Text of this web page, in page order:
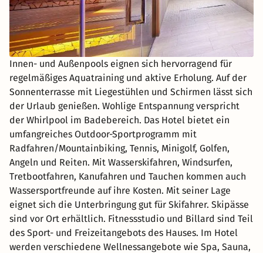
Innen- und Außenpools eignen sich hervorragend für
regelmäßiges Aquatraining und aktive Erholung. Auf der
Sonnenterrasse mit Liegestühlen und Schirmen lässt sich
der Urlaub genießen. Wohlige Entspannung verspricht
der Whirlpool im Badebereich. Das Hotel bietet ein
umfangreiches Outdoor-Sportprogramm mit
Radfahren/Mountainbiking, Tennis, Minigolf, Golfen,
Angeln und Reiten. Mit Wasserskifahren, Windsurfen,
Tretbootfahren, Kanufahren und Tauchen kommen auch
Wassersportfreunde auf ihre Kosten. Mit seiner Lage
eignet sich die Unterbringung gut für Skifahrer. Skipässe
sind vor Ort erhältlich. Fitnessstudio und Billard sind Teil
des Sport- und Freizeitangebots des Hauses. Im Hotel
werden verschiedene Wellnessangebote wie Spa, Sauna,